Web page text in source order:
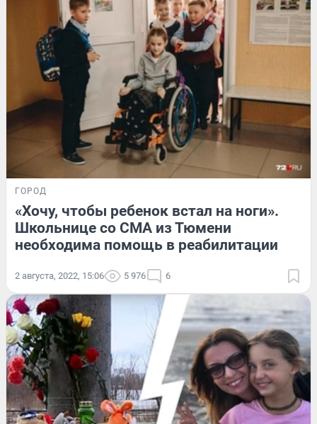
ГОРОД
«Хочу, чтобы ребенок встал на ноги».
Школьнице со СМА из Тюмени
необходима помощь в реабилитации
2 августа, 2022, 15:06 5 976 6